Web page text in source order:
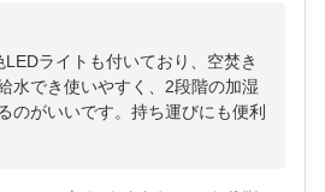
ライトも付いており、空焚き
水でき使いやすく、2段階の加湿
のがいいです。持ち運びにも便利